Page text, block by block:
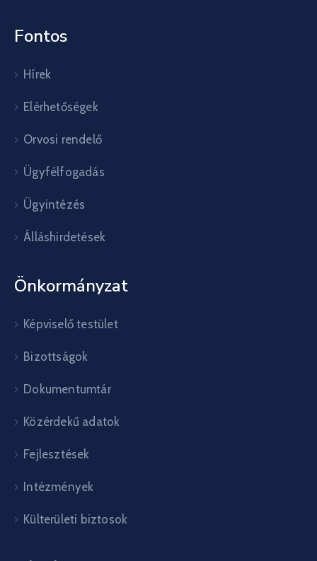
Fontos
Hírek
Elérhetőségek
Orvosi rendelő
Ügyfélfogadás
Ügyintézés
Álláshirdetések
Önkormányzat
Képviselő testület
Bizottságok
Dokumentumtár
Közérdekű adatok
Fejlesztések
Intézmények
Külterületi biztosok